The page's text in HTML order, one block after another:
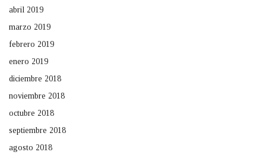
abril 2019
marzo 2019
febrero 2019
enero 2019
diciembre 2018
noviembre 2018
octubre 2018
septiembre 2018
agosto 2018